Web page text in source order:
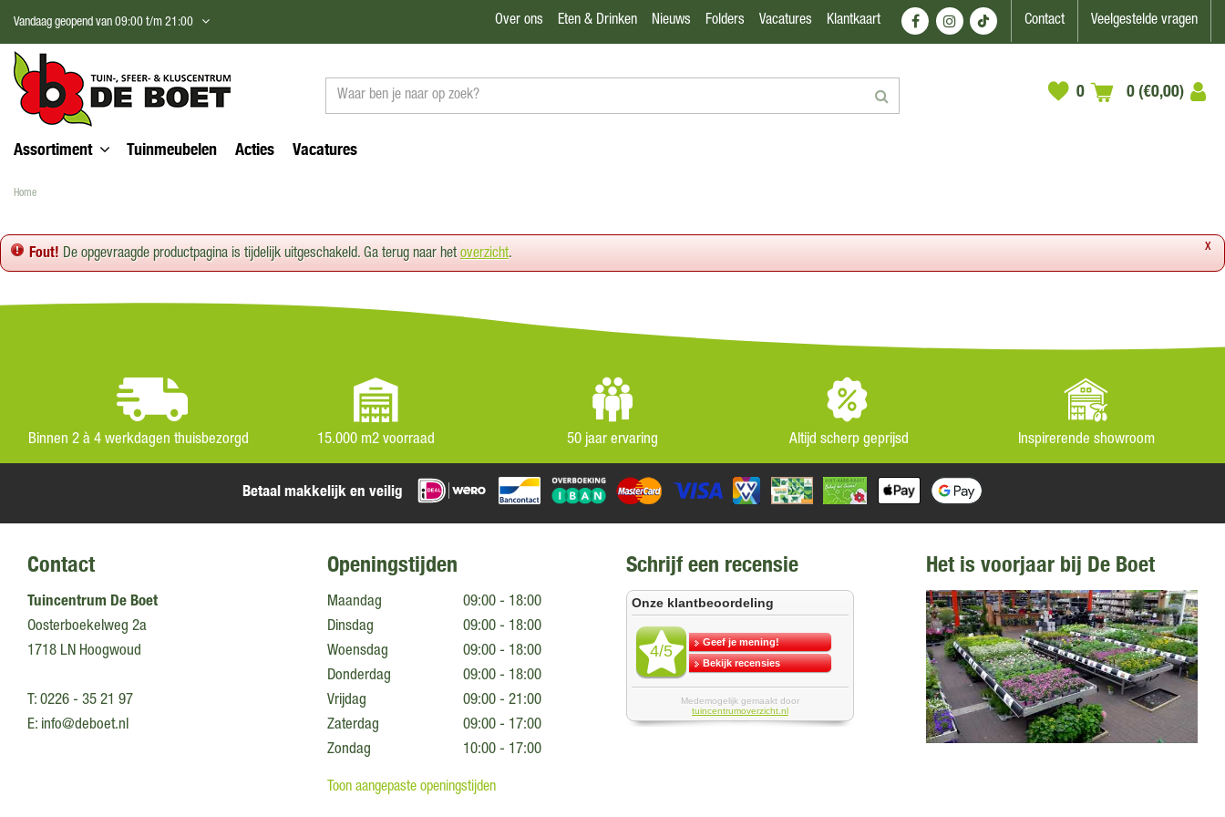
content
Home
Vandaag geopend van 09:00 t/m 21:00 Over ons Eten & Drinken Nieuws Folders Vacatures Klantkaart Contact Veelgestelde vragen
0 (€0,00)
Assortiment Tuinmeubelen Acties Vacatures
x
Fout! De opgevraagde productpagina is tijdelijk uitgeschakeld. Ga terug naar hetoverzicht.
Binnen 2 à 4 werkdagen thuisbezorgd 15.000 m2 voorraad 50 jaar ervaring Altijd scherp geprijsd Inspirerende showroom
Betaal makkelijk en veilig
Contact
Tuincentrum De Boet
Oosterboekelweg 2a
1718 LN Hoogwoud
T: 0226 - 35 21 97
E: info@deboet.nl
Openingstijden
Maandag
09:00 - 18:00
Dinsdag
09:00 - 18:00
Woensdag
09:00 - 18:00
Donderdag
09:00 - 18:00
Vrijdag
09:00 - 21:00
Zaterdag
09:00 - 17:00
Zondag
10:00 - 17:00
Toon aangepaste openingstijden
Het is voorjaar bij De Boet
Schrijf een recensie